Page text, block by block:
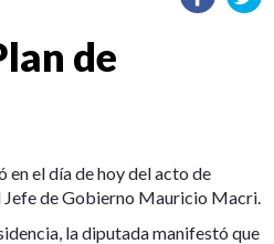
de
el día de hoy del acto de
Jefe de Gobierno Mauricio Macri.
la diputada manifestó que